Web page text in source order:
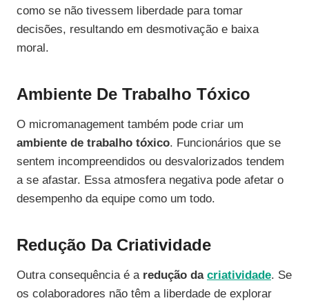
como se não tivessem liberdade para tomar
decisões, resultando em desmotivação e baixa
moral.
Ambiente De Trabalho Tóxico
O micromanagement também pode criar um
ambiente de trabalho tóxico. Funcionários que se
sentem incompreendidos ou desvalorizados tendem
a se afastar. Essa atmosfera negativa pode afetar o
desempenho da equipe como um todo.
Redução Da Criatividade
Outra consequência é a redução da criatividade. Se
os colaboradores não têm a liberdade de explorar